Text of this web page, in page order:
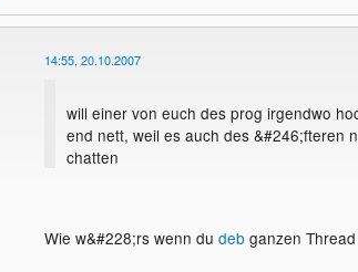
14:55, 20.10.2007
will einer von euch des prog irgendwo
end nett, weil es auch des &#246;fteren
chatten
Wie w&#228;rs wenn du deb ganzen